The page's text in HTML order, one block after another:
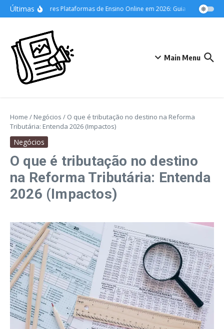
Ir para o conteúdo
Últimas
As Melhores Plataformas de Ensino Online em 2026: Guia Definitivo
Main Menu
Home / Negócios / O que é tributação no destino na Reforma
Tributária: Entenda 2026 (Impactos)
Negócios
O que é tributação no destino
na Reforma Tributária: Entenda
2026 (Impactos)